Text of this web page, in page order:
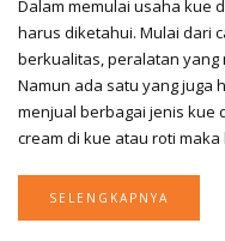
Dalam memulai usaha kue
harus diketahui. Mulai dari
berkualitas, peralatan yang
Namun ada satu yang juga
menjual berbagai jenis kue
cream di kue atau roti
SELENGKAPNYA